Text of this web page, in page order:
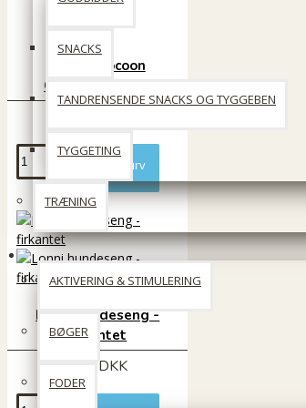
SNACKS
TANDRENSENDE SNACKS OG TYGGEBEN
TYGGETING
TRÆNING
Til Katten
AKTIVERING & STIMULERING
BØGER
FODER
Buster Cocoon
Chinchilla beige
Læg i kurv
Lonni hundeseng -
firkantet
399 DKK